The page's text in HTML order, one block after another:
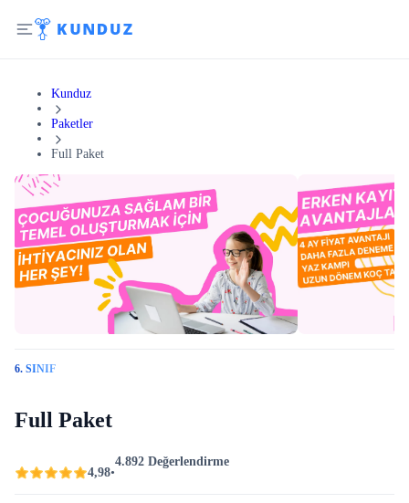
Kunduz
Paketler
Full Paket
6. SINIF
Full Paket
4,98•
4.892 Değerlendirme